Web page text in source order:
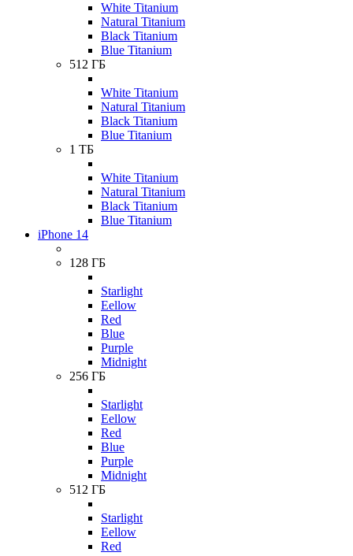
White Titanium
Natural Titanium
Black Titanium
Blue Titanium
512 ГБ
White Titanium
Natural Titanium
Black Titanium
Blue Titanium
1 ТБ
White Titanium
Natural Titanium
Black Titanium
Blue Titanium
iPhone 14
128 ГБ
Starlight
Eellow
Red
Blue
Purple
Midnight
256 ГБ
Starlight
Eellow
Red
Blue
Purple
Midnight
512 ГБ
Starlight
Eellow
Red